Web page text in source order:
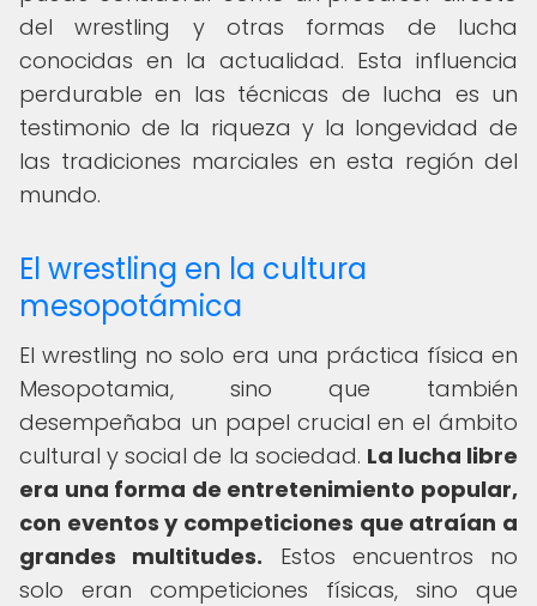
del wrestling y otras formas de lucha
conocidas en la actualidad. Esta influencia
perdurable en las técnicas de lucha es un
testimonio de la riqueza y la longevidad de
las tradiciones marciales en esta región del
mundo.
El wrestling en la cultura
mesopotámica
El wrestling no solo era una práctica física en
Mesopotamia, sino que también
desempeñaba un papel crucial en el ámbito
cultural y social de la sociedad. La lucha libre
era una forma de entretenimiento popular,
con eventos y competiciones que atraían a
grandes multitudes. Estos encuentros no
solo eran competiciones físicas, sino que